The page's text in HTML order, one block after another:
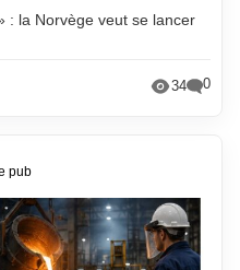
: la Norvège veut se lancer
34 0
pub